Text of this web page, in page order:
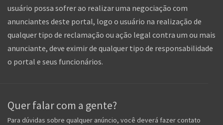
usuário possa sofrer ao realizar uma negociação com
anunciantes deste portal, logo o usuário na realização de
qualquer tipo de reclamação ou ação legal contra um ou mais
anunciante, deve eximir de qualquer tipo de responsabilidade
o portal e seus funcionários.
Quer falar com a gente?
Para dúvidas sobre qualquer anúncio, você deverá fazer contato